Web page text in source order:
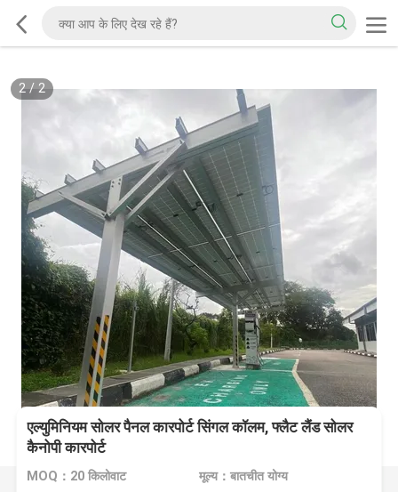
2/2
एल्युमिनियम सोलर पैनल कारपोर्ट सिंगल कॉलम, फ्लैट लैंड सोलर
कैनोपी कारपोर्ट
MOQ：20 किलोवाट मूल्य：बातचीत योग्य